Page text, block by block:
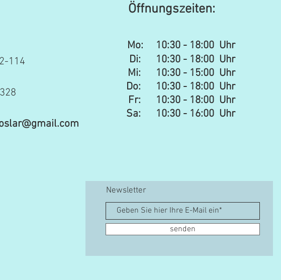
114
Öffnungszeiten:
Mo: 10:30 - 18:00 Uhr
Di: 10:30 - 18:00 Uhr
Mi: 10:30 - 15:00 Uhr​​
Do: 10:30 - 18:00 Uhr
Fr: 10:30 - 18:00 Uhr
Sa: 10:30 - 16:00 Uhr
Newsletter
senden